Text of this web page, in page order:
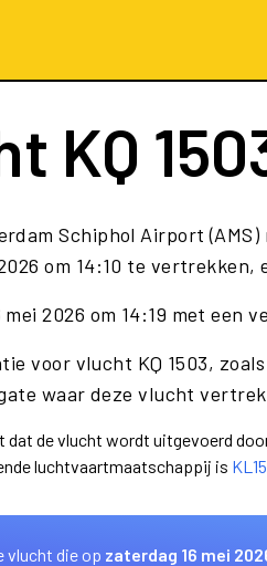
KQ
Schiphol Airport (AMS)
om 14:10 te
2026 om 14:19 met een
voor vlucht KQ 1503,
waar deze vlucht
dat de vlucht wordt uitgevoerd
luchtvaartmaatschappij is
vlucht die op zaterdag 16 mei